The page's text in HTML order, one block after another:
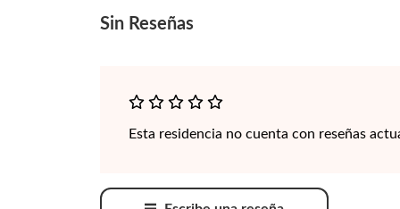
Sin Reseñas
Esta residencia no cuenta con reseñas